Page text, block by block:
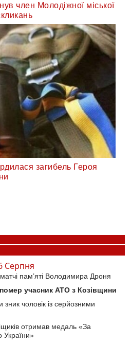
член Молодіжної міської
загибель Героя
Серпня
пам’яті Володимира Дроня
учасник АТО з Козівщини
зник чоловік із серйозними
отримав медаль «За
України»